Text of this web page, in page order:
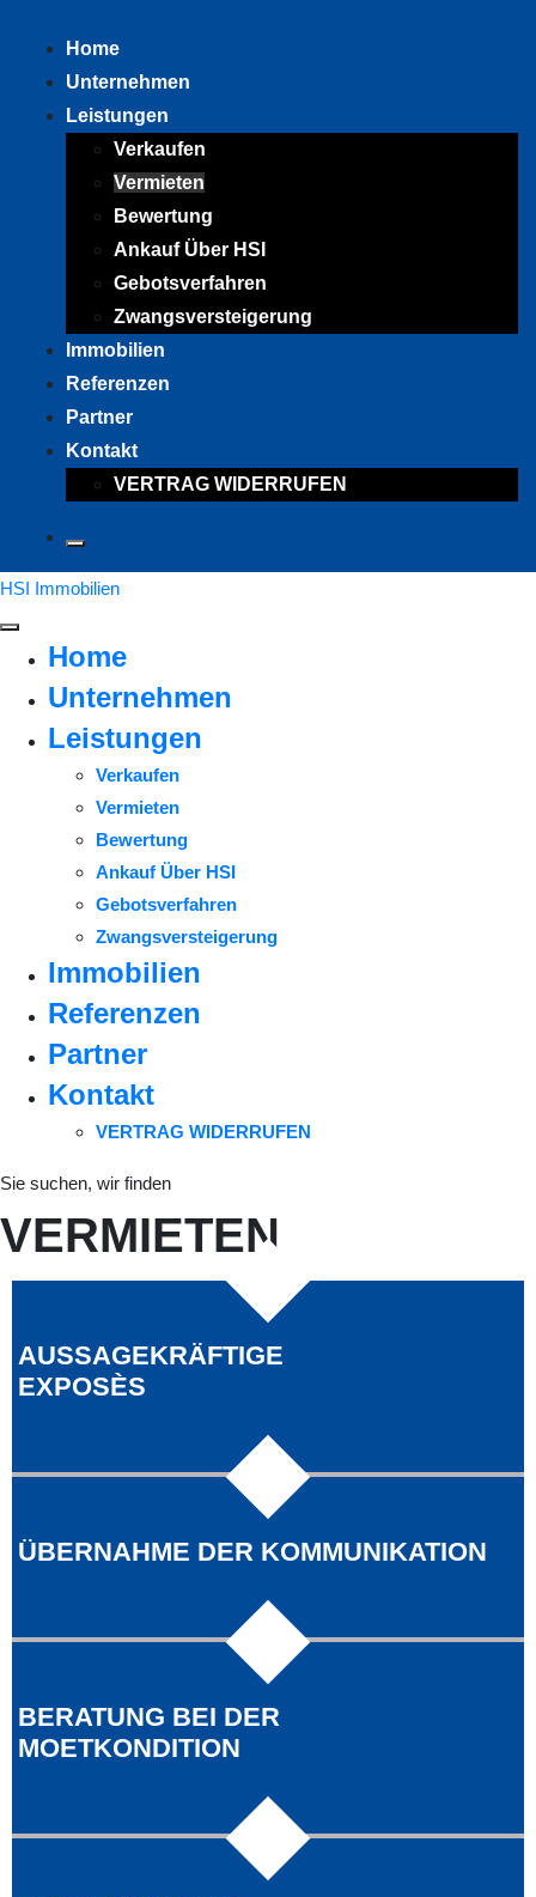
Home
Unternehmen
Leistungen
Verkaufen
Vermieten
Bewertung
Ankauf Über HSI
Gebotsverfahren
Zwangsversteigerung
Immobilien
Referenzen
Partner
Kontakt
VERTRAG WIDERRUFEN
HSI Immobilien
Home
Unternehmen
Leistungen
Verkaufen
Vermieten
Bewertung
Ankauf Über HSI
Gebotsverfahren
Zwangsversteigerung
Immobilien
Referenzen
Partner
Kontakt
VERTRAG WIDERRUFEN
Sie suchen, wir finden
VERMIETEN
AUSSAGEKRÄFTIGE
EXPOSÈS
ÜBERNAHME DER KOMMUNIKATION
BERATUNG BEI DER
MOETKONDITION